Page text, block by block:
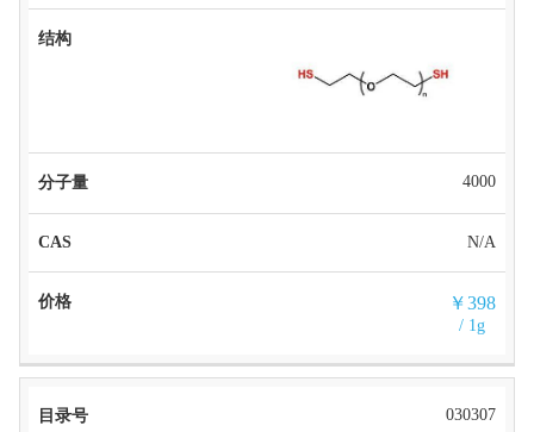
4000
N/A
￥398
/ 1g
030307